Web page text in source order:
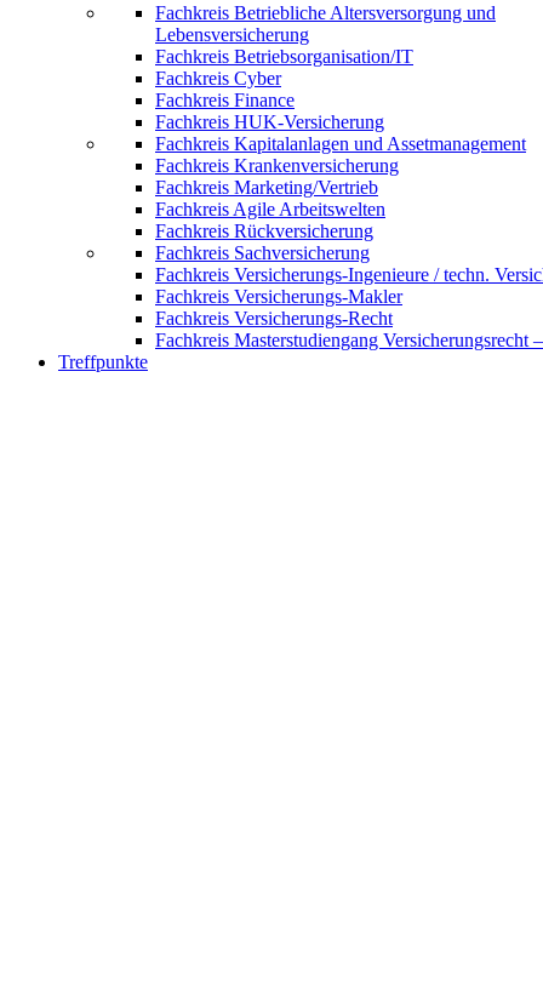
Fachkreis Betriebliche Altersversorgung und
Lebensversicherung
Fachkreis Betriebsorganisation/IT
Fachkreis Cyber
Fachkreis Finance
Fachkreis HUK-Versicherung
Fachkreis Kapitalanlagen und Assetmanagement
Fachkreis Krankenversicherung
Fachkreis Marketing/Vertrieb
Fachkreis Agile Arbeitswelten
Fachkreis Rückversicherung
Fachkreis Sachversicherung
Fachkreis Versicherungs-Ingenieure / techn.
Fachkreis Versicherungs-Makler
Fachkreis Versicherungs-Recht
Fachkreis Masterstudiengang Versicherungsrecht
Treffpunkte